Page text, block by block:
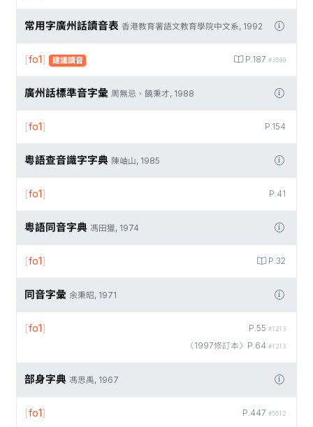
常用字廣州話讀音表 香港教育署語文教育學院中文系, 1992
P.187 #3599
[fo1] 建議讀音
廣州話標準音字彙 周無忌、饒秉才, 1988
P.154
[fo1]
粵語查音識字字典 陳岫山, 1985
P.41
[fo1]
粵語同音字典 馮田獵, 1974
P.32
[fo1]
同音字彙 余秉昭, 1971
P.55 #1213
〈1997修訂本〉P.64 #1213
[fo1]
部身字典 馮思禹, 1967
P.447 #5512
[fo1]